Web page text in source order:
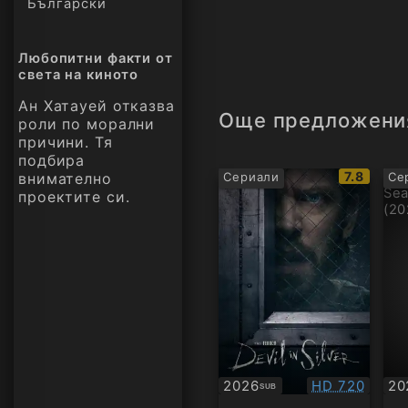
Български
Любопитни факти от
света на киното
Ан Хатауей отказва
роли по морални
причини. Тя
подбира
внимателно
проектите си.
Още
Сериали
IMDb
рейтинг:
7.8
2026SUB
Субтитри Качество:
HD 720